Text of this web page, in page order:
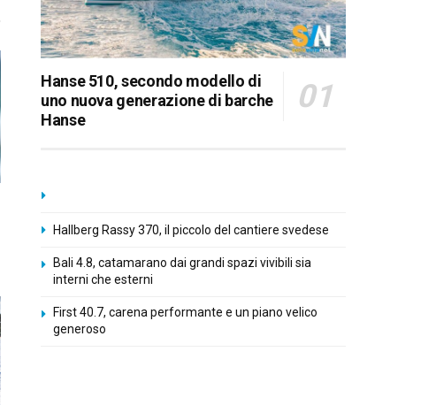
Hanse 510, secondo modello di
uno nuova generazione di barche
Hanse
Hallberg Rassy 370, il piccolo del cantiere svedese
Bali 4.8, catamarano dai grandi spazi vivibili sia
interni che esterni
First 40.7, carena performante e un piano velico
generoso